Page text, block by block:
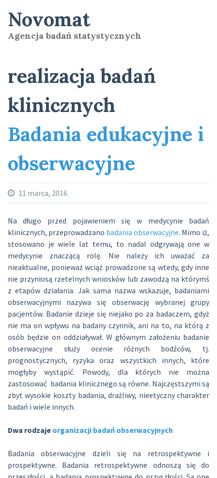
content
Novomat
Agencja badań statystycznych
realizacja badań
klinicznych
Badania edukacyjne i
obserwacyjne
11 marca, 2016
Na długo przed pojawieniem się w medycynie badań
klinicznych, przeprowadzano badania obserwacyjne. Mimo iż,
stosowano je wiele lat temu, to nadal odgrywają one w
medycynie znaczącą rolę. Nie należy ich uważać za
nieaktualne, ponieważ wciąż prowadzone są wtedy, gdy inne
nie przyniosą rzetelnych wniosków lub zawodzą na którymś
z etapów działania. Jak sama nazwa wskazuje, badaniami
obserwacyjnymi nazywa się obserwację wybranej grupy
pacjentów. Badanie dzieje się niejako po za badaczem, gdyż
nie ma on wpływu na badany czynnik, ani na to, na którą z
osób będzie on oddziaływał. W głównym założeniu badanie
obserwacyjne służy ocenie różnych bodźców, tj.
prognostycznych, ryzyka oraz wszystkich innych, które
mogłyby wystąpić. Powody, dla których nie można
zastosować badania klinicznego są równe. Najczęstszymi są
zbyt wysokie koszty badania, drażliwy, nieetyczny charakter
badań i wiele innych.
Dwa rodzaje organizacji badań obserwacyjnych
Badania obserwacyjne dzieli się na retrospektywne i
prospektywne. Badania retrospektywne odnoszą się do